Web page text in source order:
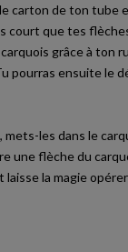
le carton de ton
court que tes
grâce à ton
pourras ensuite le
les dans le
une flèche du
la magie